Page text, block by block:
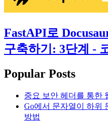
FastAPI로
구축하기: 3단계 -
Popular Posts
중요 보안 헤더를 통한
Go에서 문자열이 하위
방법